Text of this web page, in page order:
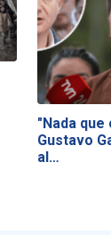
"Nada
Gustavo
al…